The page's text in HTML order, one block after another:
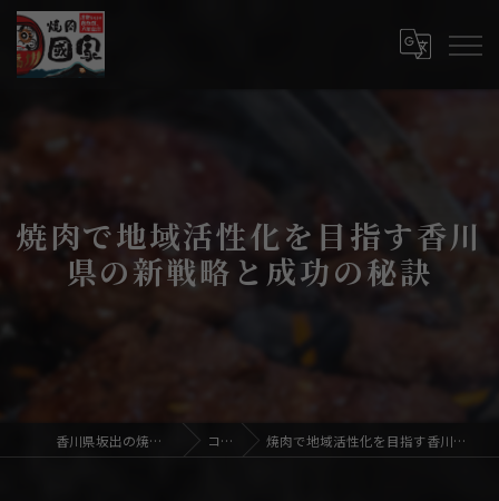
焼肉で地域活性化を目指す香川
県の新戦略と成功の秘訣
香川県坂出の焼肉なら焼肉國家 コラム 焼肉で地域活性化を目指す香川県の新戦略と成功の秘訣